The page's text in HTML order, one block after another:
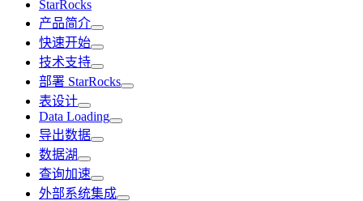
StarRocks
产品简介
快速开始
技术支持
部署 StarRocks
表设计
Data Loading
导出数据
数据湖
查询加速
外部系统集成